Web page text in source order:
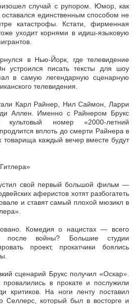
случай с рупором. Юмор, как
оставался единственным способом не
катастрофы. Кстати, фирменная
уходит корнями в идиш-языковую
в Нью-Йорк, где телевидение
устроился писать тексты для шоу
в самую легендарную сценарную
телевидения.
Карл Райнер, Нил Саймон, Ларри
Аллен. Именно с Райнером Брукс
культовый номер «2000-летний
вплоть до смерти Райнера в
каждый вечер вместе будут
свой первый большой фильм —
аферистов хотят разбогатеть
и ставят самый плохой мюзикл в
Комедия о нацистах — всего
после войны? Большие студии
проект, прокатчики боялись
сценарий Брукс получил «Оскар».
в прокате и послужили
критиков. На ноги ленту поставил
Селлерс, который был в восторге и